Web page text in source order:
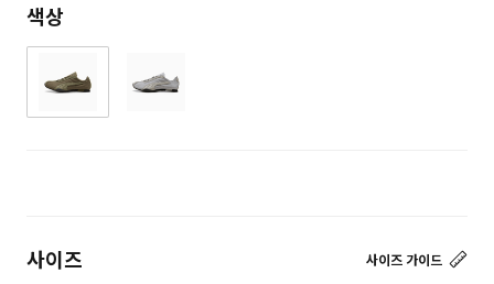
색상
사이즈 가이드
사이즈